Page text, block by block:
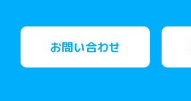
お問い合わせ